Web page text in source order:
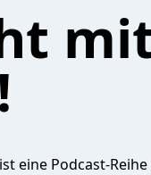
eine Podcast-